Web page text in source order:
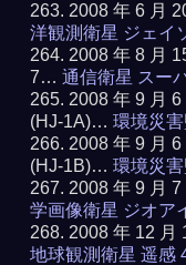
2008 年 6 月
洋観測衛星 ジェイ
2008 年 8 月
7…通信衛星 スー
2008 年 9 月
(HJ-1A)…環境災
2008 年 9 月
(HJ-1B)…環境災
2008 年 9 月
学画像衛星 ジオア
2008 年 12 月
地球観測衛星 遥感